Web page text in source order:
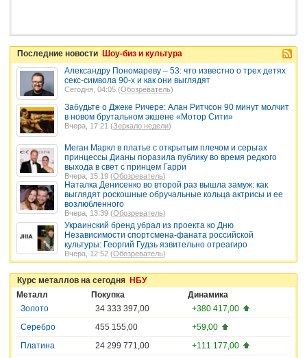
Последние новости Шоу-биз и культура
Александру Пономареву – 53: что известно о трех детях
секс-символа 90-х и как они выглядят
Сегодня, 04:05 (Обозреватель)
Забудьте о Джеке Ричере: Алан Ритчсон 90 минут молчит
в новом брутальном экшене «Мотор Сити»
Вчера, 17:21 (Зеркало недели)
Меган Маркл в платье с открытым плечом и серьгах
принцессы Дианы поразила публику во время редкого
выхода в свет с принцем Гарри
Вчера, 15:19 (Обозреватель)
Наталка Денисенко во второй раз вышла замуж: как
выглядят роскошные обручальные кольца актрисы и ее
возлюбленного
Вчера, 13:39 (Обозреватель)
Украинский бренд убрал из проекта ко Дню
Независимости спортсмена-фаната российской
культуры: Георгий Гудзь язвительно отреагиро
Вчера, 12:52 (Обозреватель)
Курс металлов на сегодня НБУ
Металл
Покупка
Динамика
Золото
34 333 397,00
+380 417,00
Серебро
455 155,00
+59,00
Платина
24 299 771,00
+111 177,00